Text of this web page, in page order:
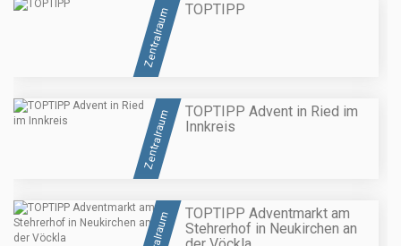
Zentralraum TOPTIPP
Zentralraum
TOPTIPP Advent in Ried im
Innkreis
TOPTIPP Adventmarkt am
Stehrerhof in Neukirchen an